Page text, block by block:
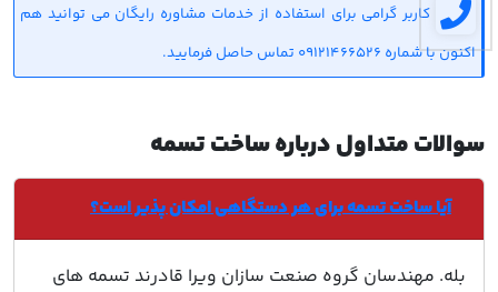
کاربر گرامی برای استفاده از خدمات مشاوره رایگان می توانید هم
اکنون با شماره 09121466526 تماس حاصل فرمایید.
سوالات متداول درباره ساخت تسمه
آیا ساخت تسمه برای هر دستگاهی امکان پذیر است؟
بله. مهندسان گروه صنعت سازان ویرا قادرند تسمه های